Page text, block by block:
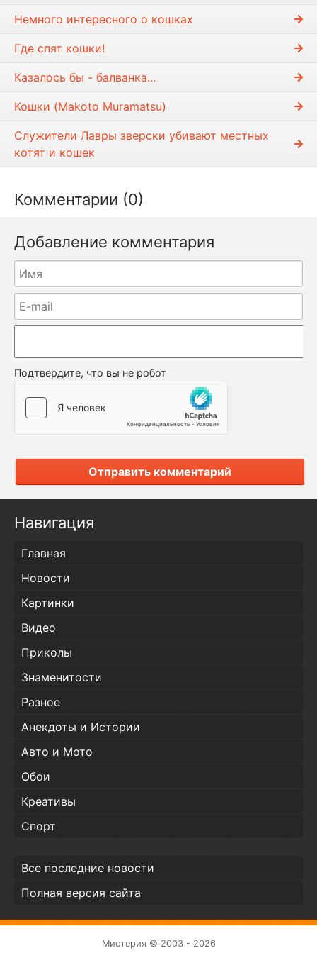
Немного интересного о кошках
Где спят кошки!
Казалось бы - балванка...
Кошки (Makoto Muramatsu)
Служители Лавры зверски убивают местных
котят и кошек
Комментарии (0)
Добавление комментария
Подтвердите, что вы не робот
Отправить комментарий
Навигация
Главная
Новости
Картинки
Видео
Приколы
Знаменитости
Разное
Анекдоты и Истории
Авто и Мото
Обои
Креативы
Спорт
Все последние новости
Полная версия сайта
Мистерия © 2003 - 2026